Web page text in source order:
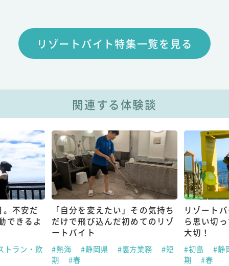
リゾートバイト特集一覧を見る
関連する体験談
不安だ
できるよ
トラン・飲
「自分を変えたい」その気持ち
だけで飛び込んだ初めてのリゾ
ートバイト
#熱海 #静岡県 #裏方業務
#短
期
#春
リゾート
ら思い切
大切！
#初島
#静
期
#春